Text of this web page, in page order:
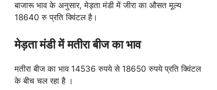
बाजारू भाव के अनुसार, मेड़ता मंडी में जीरा का औसत मूल्य
18640 रु प्रति क्विंटल है।
मेड़ता मंडी में मतीरा बीज का भाव
मतीरा बीज का भाव 14536 रुपये से 18650 रुपये प्रति क्विंटल
के बीच चल रहा है ।